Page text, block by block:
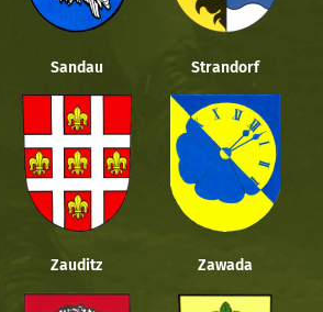
Sandau Strandorf
Zauditz Zawada